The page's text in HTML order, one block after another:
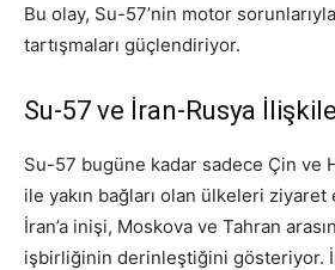
Bu olay, Su-57’nin motor
tartışmaları güçlendiriyor.
Su-57 ve İran-Rusya
Su-57 bugüne kadar sadece Çin ve
ile yakın bağları olan ülkeleri ziyaret
İran’a inişi, Moskova ve Tahran
işbirliğinin derinleştiğini gösteriyor.